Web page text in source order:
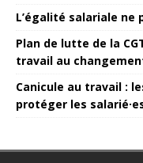
L’égalité salariale
Plan de lutte de la
travail au
Canicule au travail :
protéger les